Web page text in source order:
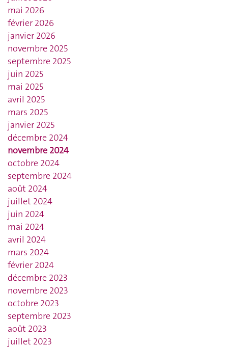
mai 2026
février 2026
janvier 2026
novembre 2025
septembre 2025
juin 2025
mai 2025
avril 2025
mars 2025
janvier 2025
décembre 2024
novembre 2024
octobre 2024
septembre 2024
août 2024
juillet 2024
juin 2024
mai 2024
avril 2024
mars 2024
février 2024
décembre 2023
novembre 2023
octobre 2023
septembre 2023
août 2023
juillet 2023